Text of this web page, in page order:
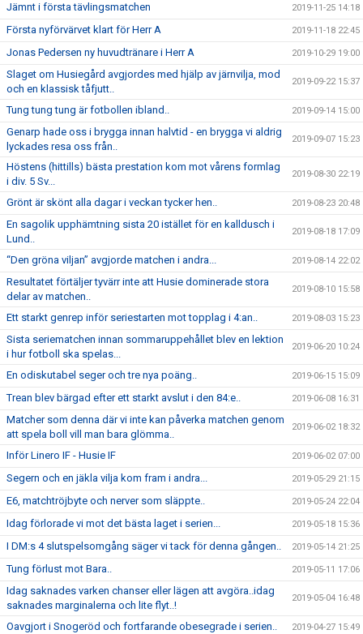
Jämnt i första tävlingsmatchen 2019-11-25 14:18
Första nyförvärvet klart för Herr A 2019-11-18 22:45
Jonas Pedersen ny huvudtränare i Herr A 2019-10-29 19:00
Slaget om Husiegård avgjordes med hjälp av järnvilja, mod
och en klassisk tåfjutt..
2019-09-22 15:37
Tung tung tung är fotbollen ibland.. 2019-09-14 15:00
Genarp hade oss i brygga innan halvtid - en brygga vi aldrig
lyckades resa oss från..
2019-09-07 15:23
Höstens (hittills) bästa prestation kom mot vårens formlag
i div. 5 Sv...
2019-08-30 22:19
Grönt är skönt alla dagar i veckan tycker hen.. 2019-08-23 20:48
En sagolik upphämtning sista 20 istället för en kalldusch i
Lund..
2019-08-18 17:09
“Den gröna viljan” avgjorde matchen i andra... 2019-08-14 22:02
Resultatet förtäljer tyvärr inte att Husie dominerade stora
delar av matchen..
2019-08-10 15:58
Ett starkt genrep inför seriestarten mot topplag i 4:an.. 2019-08-03 15:23
Sista seriematchen innan sommaruppehållet blev en lektion
i hur fotboll ska spelas...
2019-06-20 10:24
En odiskutabel seger och tre nya poäng.. 2019-06-15 15:09
Trean blev bärgad efter ett starkt avslut i den 84:e.. 2019-06-08 16:31
Matcher som denna där vi inte kan påverka matchen genom
att spela boll vill man bara glömma..
2019-06-02 18:32
Inför Linero IF - Husie IF 2019-06-02 07:00
Segern och en jäkla vilja kom fram i andra... 2019-05-29 21:15
E6, matchtröjbyte och nerver som släppte.. 2019-05-24 22:04
Idag förlorade vi mot det bästa laget i serien... 2019-05-18 15:36
I DM:s 4 slutspelsomgång säger vi tack för denna gången.. 2019-05-14 21:25
Tung förlust mot Bara.. 2019-05-11 17:06
Idag saknades varken chanser eller lägen att avgöra..idag
saknades marginalerna och lite flyt..!
2019-05-04 16:48
Oavgjort i Snogeröd och fortfarande obesegrade i serien.. 2019-04-27 15:49